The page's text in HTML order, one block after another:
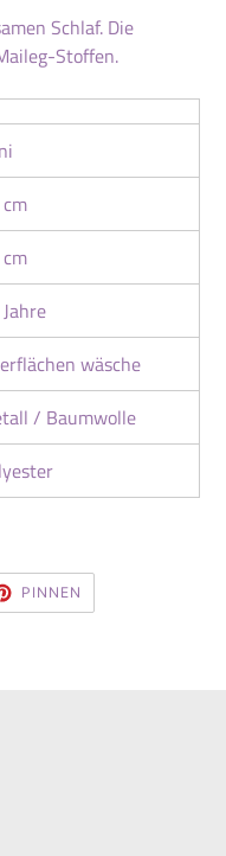
Schlaf. Die
Stoffen.
wäsche
/ Baumwolle
PINNEN
PINNEN